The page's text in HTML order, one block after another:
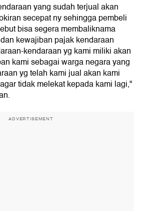
yang sudah terjual akan
secepat ny sehingga pembeli
bisa segera membaliknama
kewajiban pajak kendaraan
kendaraan yg kami miliki akan
kami sebagai warga negara yang
yg telah kami jual akan kami
tidak melekat kepada kami lagi,"
ADVERTISEMENT